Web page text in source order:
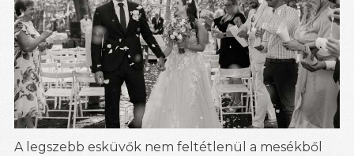
A legszebb esküvők nem feltétlenül a mesékből